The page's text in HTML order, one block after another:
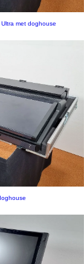
met doghouse